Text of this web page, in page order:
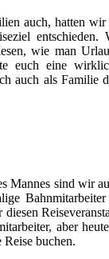
auch, hatten wir
entschieden.
wie man
euch eine
auch als Familie
Mannes sind wir
diesen
aber
Reise buchen.